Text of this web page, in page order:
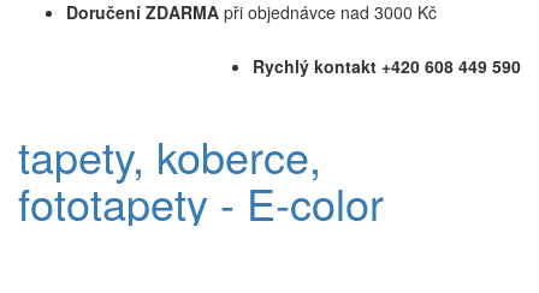
Doručení ZDARMA při objednávce nad 3000 Kč
Rychlý kontakt +420 608 449 590
tapety, koberce,
fototapety - E-color